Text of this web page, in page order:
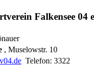
Falkensee 04
, Muselowstr. 10
Telefon: 3322